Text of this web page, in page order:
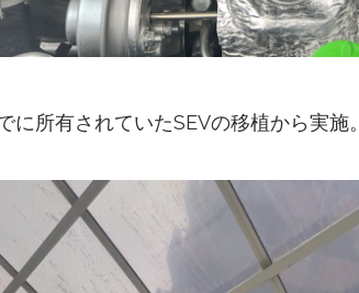
に所有されていたSEVの移植から実施。